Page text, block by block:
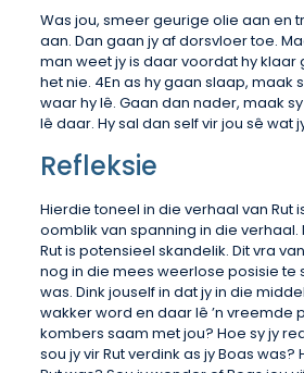
Was jou, smeer geurige olie aan en
aan. Dan gaan jy af dorsvloer toe.
man weet jy is daar voordat hy klaar
het nie. 4En as hy gaan slaap, maak
waar hy lê. Gaan dan nader, maak
lê daar. Hy sal dan self vir jou sê wat
Refleksie
Hierdie toneel in die verhaal van Rut
oomblik van spanning in die
Rut is potensieel skandelik. Dit vra
nog in die mees weerlose posisie te
was. Dink jouself in dat jy in die
wakker word en daar lê ’n vreemde
kombers saam met jou? Hoe sy jy
sou jy vir Rut verdink as jy Boas was?